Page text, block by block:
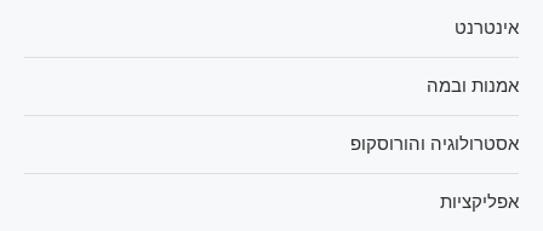
אינטרנט
אמנות ובמה
אסטרולוגיה והורוסקופ
אפליקציות